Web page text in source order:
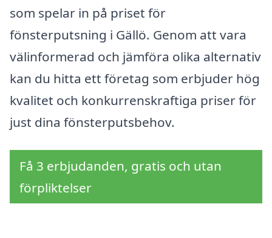
som spelar in på priset för
fönsterputsning i Gällö. Genom att vara
välinformerad och jämföra olika alternativ
kan du hitta ett företag som erbjuder hög
kvalitet och konkurrenskraftiga priser för
just dina fönsterputsbehov.
Få 3 erbjudanden, gratis och utan
förpliktelser